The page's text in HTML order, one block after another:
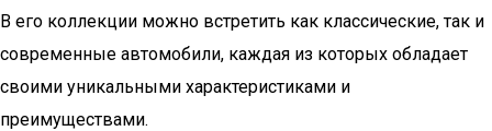
В его коллекции можно встретить как классические, так и
современные автомобили, каждая из которых обладает
своими уникальными характеристиками и
преимуществами.